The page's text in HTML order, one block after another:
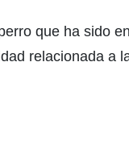
que ha sido
relacionada a